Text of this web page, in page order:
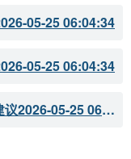
05-25 06:04:34
05-25 06:04:34
议 2026-05-25 06:04:33